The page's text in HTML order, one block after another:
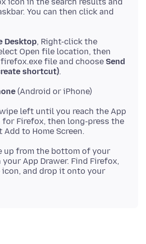
You can then click and
Desktop, Right-click the
Open file location, then
file and choose Send
shortcut)
left until you reach the App
for Firefox, then long-press the
up from the bottom of your
App Drawer. Find Firefox,
and drop it onto your